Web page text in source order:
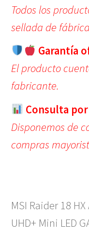
Todos los
sellada de
Garantía
El producto
fabricante.
Consulta
Disponemos de
compras
MSI Raider 18 HX
UHD+ Mini LED